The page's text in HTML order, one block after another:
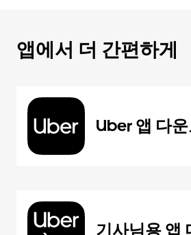
앱에서 더 간편하게
Uber 앱 다
기사님용 앱